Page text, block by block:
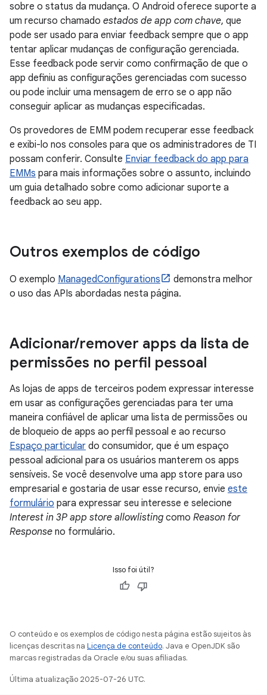
sobre o status da mudança. O Android oferece suporte a
um recurso chamado estados de app com chave, que
pode ser usado para enviar feedback sempre que o app
tentar aplicar mudanças de configuração gerenciada.
Esse feedback pode servir como confirmação de que o
app definiu as configurações gerenciadas com sucesso
ou pode incluir uma mensagem de erro se o app não
conseguir aplicar as mudanças especificadas.
Os provedores de EMM podem recuperar esse feedback
e exibi-lo nos consoles para que os administradores de TI
possam conferir. Consulte Enviar feedback do app para
EMMs para mais informações sobre o assunto, incluindo
um guia detalhado sobre como adicionar suporte a
feedback ao seu app.
Outros exemplos de código
O exemplo ManagedConfigurations
demonstra melhor
o uso das APIs abordadas nesta página.
Adicionar/remover apps da lista de
permissões no perfil pessoal
As lojas de apps de terceiros podem expressar interesse
em usar as configurações gerenciadas para ter uma
maneira confiável de aplicar uma lista de permissões ou
de bloqueio de apps ao perfil pessoal e ao recurso
Espaço particular do consumidor, que é um espaço
pessoal adicional para os usuários manterem os apps
sensíveis. Se você desenvolve uma app store para uso
empresarial e gostaria de usar esse recurso, envie este
formulário para expressar seu interesse e selecione
Interest in 3P app store allowlisting como Reason for
Response no formulário.
Isso foi útil?
O conteúdo e os exemplos de código nesta página estão sujeitos às
licenças descritas na Licença de conteúdo. Java e OpenJDK são
marcas registradas da Oracle e/ou suas afiliadas.
Última atualização 2025-07-26 UTC.